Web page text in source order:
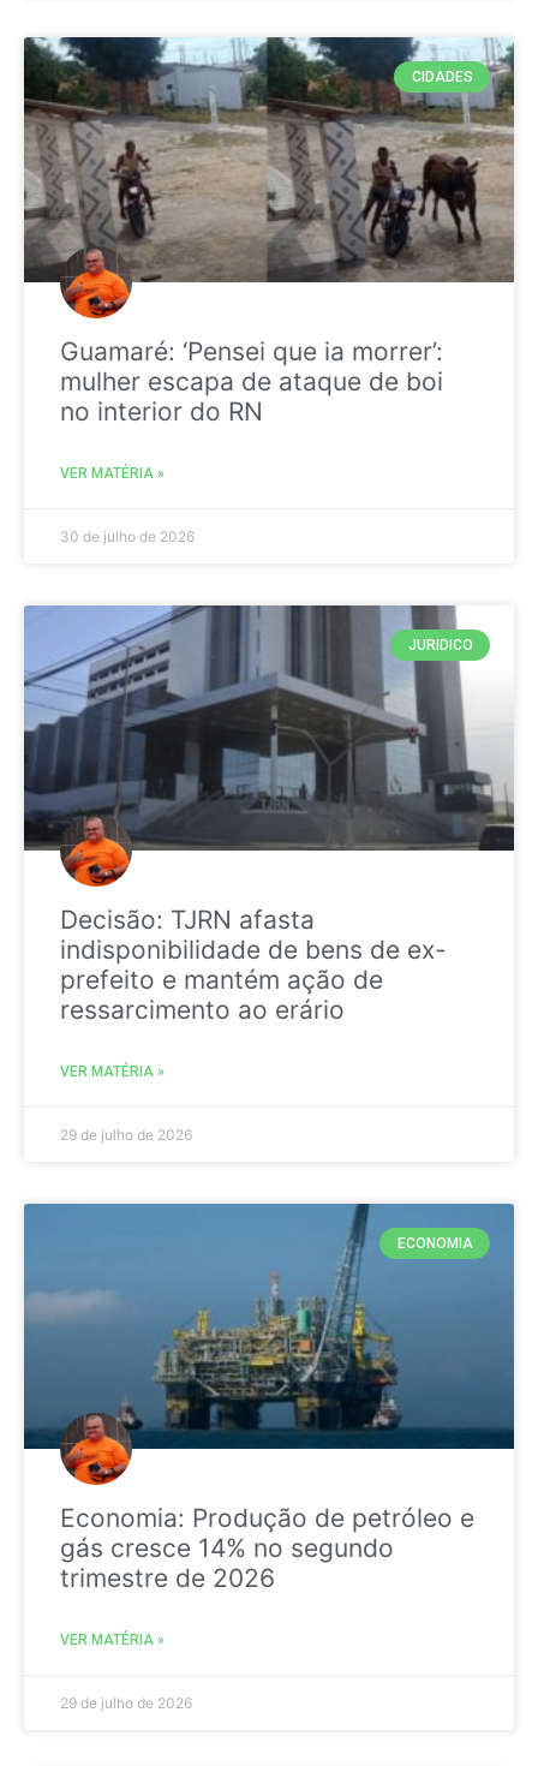
CIDADES
Guamaré: ‘Pensei que ia morrer’:
mulher escapa de ataque de boi
no interior do RN
VER MATÉRIA »
30 de julho de 2026
JURIDICO
Decisão: TJRN afasta
indisponibilidade de bens de ex-
prefeito e mantém ação de
ressarcimento ao erário
VER MATÉRIA »
29 de julho de 2026
ECONOMIA
Economia: Produção de petróleo e
gás cresce 14% no segundo
trimestre de 2026
VER MATÉRIA »
29 de julho de 2026